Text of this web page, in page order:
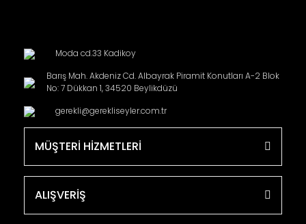
Moda cd.33 Kadikoy
Barış Mah. Akdeniz Cd. Albayrak Piramit Konutları A-2 Blok
No: 7 Dükkan 1, 34520 Beylikdüzü
gerekli@gerekliseyler.com.tr
MÜŞTERİ HİZMETLERİ
ALIŞVERİŞ